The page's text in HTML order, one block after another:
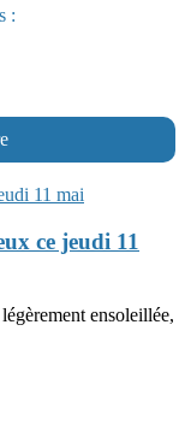
:
ce jeudi 11
ensoleillée,